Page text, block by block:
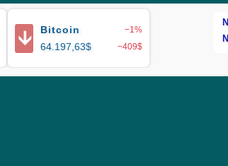
🡫 Bitcoin −1%
64.197,63$ −409$